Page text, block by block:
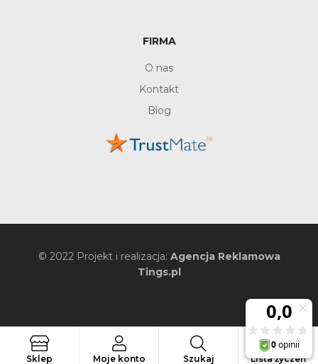
FIRMA
O nas
Kontakt
Blog
© 2022 Projekt i realizacja: Agencja Reklamowa
Tings.pl
Sklep Moje konto Szukaj Szukaj
Lista życzeń